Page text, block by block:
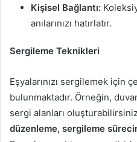
Kişisel Bağlantı:
anılarınızı hatırlatır.
Sergileme Teknikleri
Eşyalarınızı sergilemek için
bulunmaktadır. Örneğin,
sergi alanları
düzenleme, sergileme